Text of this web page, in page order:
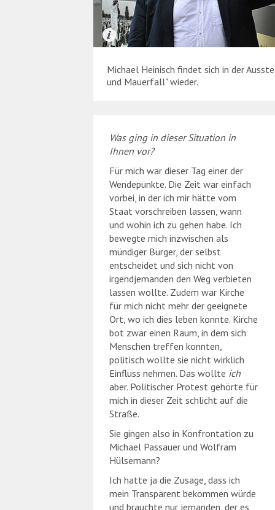
Michael Heinisch findet sich in der
und Mauerfall" wieder.
Was ging in dieser Situation in
Ihnen vor?
Für mich war dieser Tag einer der
Wendepunkte. Die Zeit war einfach
vorbei, in der ich mir hätte vom
Staat vorschreiben lassen, wann
und wohin ich zu gehen habe. Ich
bewegte mich inzwischen als
mündiger Bürger, der selbst
entscheidet und sich nicht von
irgendjemanden den Weg verbieten
lassen wollte. Zudem war Kirche
für mich nicht mehr der geeignete
Ort, wo ich dies leben konnte. Kirche
bot zwar einen Raum, in dem sich
Menschen treffen konnten,
politisch wollte sie nicht wirklich
Einfluss nehmen. Das wollte ich
aber. Politischer Protest gehörte für
mich in dieser Zeit schlicht auf die
Straße.
Sie gingen also in Konfrontation zu
Michael Passauer und Wolfram
Hülsemann?
Ich hatte ja die Zusage, dass ich
mein Transparent bekommen würde
und brauchte nur jemanden, der es